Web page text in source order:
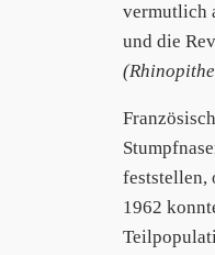
vermutlich
und die
feststellen,
1962